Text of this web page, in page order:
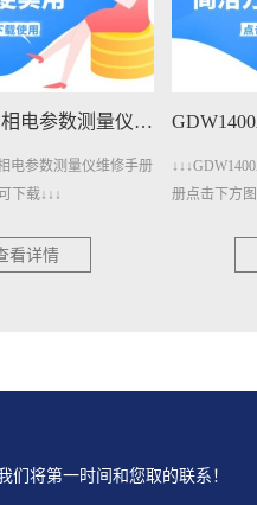
GDW1400A单相电参数测量仪维修手册下载
相电参数测量仪维修手
可下载↓↓↓
看详情
点击下方图
们将第一时间和您取的联系！